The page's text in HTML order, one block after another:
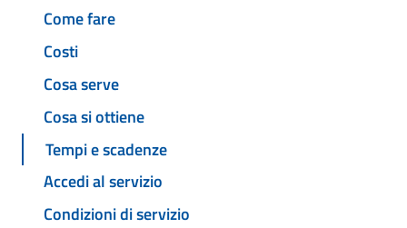
Come fare
Costi
Cosa serve
Cosa si ottiene
Tempi e scadenze
Accedi al servizio
Condizioni di servizio